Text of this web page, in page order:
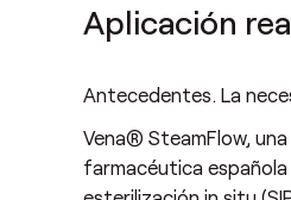
Aplicación
Antecedentes. La
Vena® SteamFlow,
farmacéutica